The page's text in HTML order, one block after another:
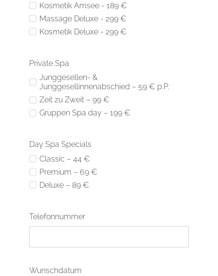
Kosmetik Amsee - 189 €
Massage Deluxe - 299 €
Kosmetik Deluxe - 299 €
Private Spa
Junggesellen- &
Junggesellinnenabschied – 59 € p.P.
Zeit zu Zweit – 99 €
Gruppen Spa day – 199 €
Day Spa Specials
Classic – 44 €
Premium – 69 €
Deluxe – 89 €
Telefonnummer
Wunschdatum